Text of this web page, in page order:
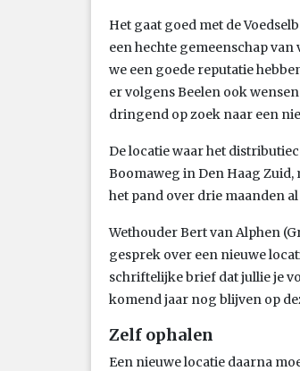
Het gaat goed met de
een hechte gemeenschap
we een goede reputatie
er volgens Beelen ook
dringend op zoek naar een
De locatie waar het
Boomaweg in Den Haag
het pand over drie maanden
Wethouder Bert van Alphen
gesprek over een nieuwe
schriftelijke brief dat jullie je
komend jaar nog blijven op
Zelf ophalen
Een nieuwe locatie daarna